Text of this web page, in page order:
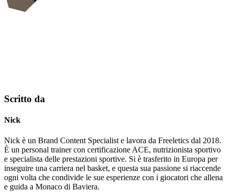
Scritto da
Nick
Nick è un Brand Content Specialist e lavora da Freeletics dal 2018.
È un personal trainer con certificazione ACE, nutrizionista sportivo
e specialista delle prestazioni sportive. Si è trasferito in Europa per
inseguire una carriera nel basket, e questa sua passione si riaccende
ogni volta che condivide le sue esperienze con i giocatori che allena
e guida a Monaco di Baviera.